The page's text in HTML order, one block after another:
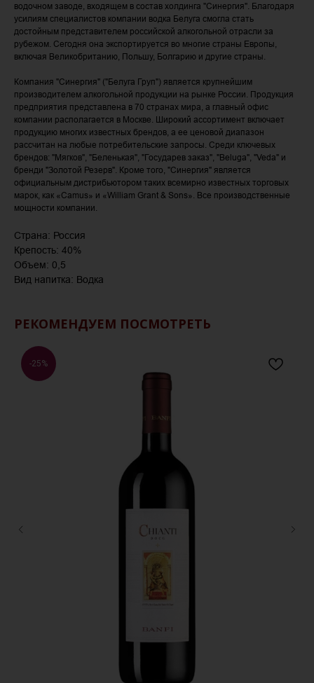
водочном заводе, входящем в состав холдинга "Синергия". Благодаря
усилиям специалистов компании водка Белуга смогла стать
достойным представителем российской алкогольной отрасли за
рубежом. Сегодня она экспортируется во многие страны Европы,
включая Великобританию, Польшу, Болгарию и другие страны.
Компания "Синергия" ("Белуга Груп") является крупнейшим
производителем алкогольной продукции на рынке России. Продукция
предприятия представлена в 70 странах мира, а главный офис
компании располагается в Москве. Широкий ассортимент включает
продукцию многих известных брендов, а ее ценовой диапазон
рассчитан на любые потребительские запросы. Среди ключевых
брендов: "Мягков", "Беленькая", "Государев заказ", "Beluga", "Veda" и
бренди "Золотой Резерв". Кроме того, "Синергия" является
официальным дистрибьютором таких всемирно известных торговых
марок, как «Camus» и «William Grant & Sons». Все производственные
мощности компании.
Страна: Россия
Крепость: 40%
Объем: 0,5
Вид напитка: Водка
РЕКОМЕНДУЕМ ПОСМОТРЕТЬ
-25%